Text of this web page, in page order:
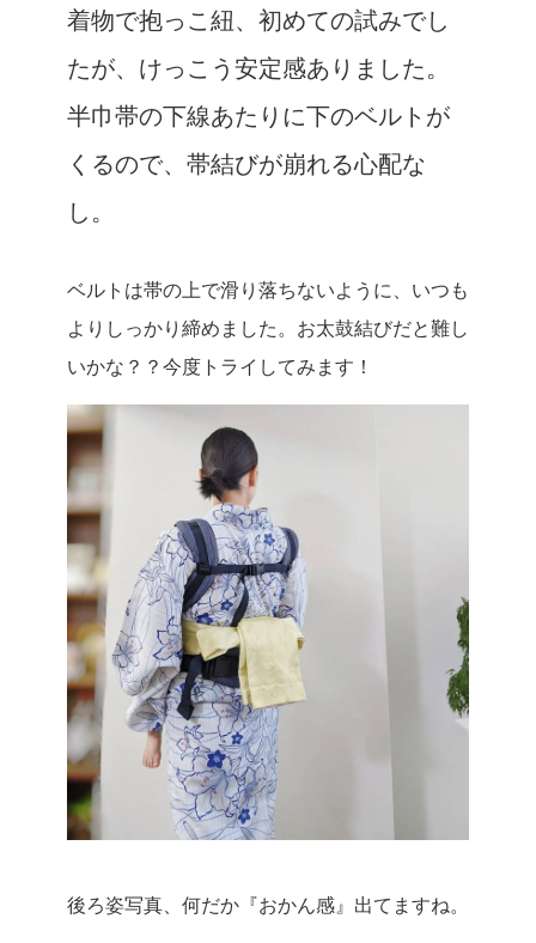
着物で抱っこ紐、初めての試みでし
たが、けっこう安定感ありました。
半巾帯の下線あたりに下のベルトが
くるので、帯結びが崩れる心配な
し。
ベルトは帯の上で滑り落ちないように、いつも
よりしっかり締めました。お太鼓結びだと難し
いかな？？今度トライしてみます！
後ろ姿写真、何だか『おかん感』出てますね。